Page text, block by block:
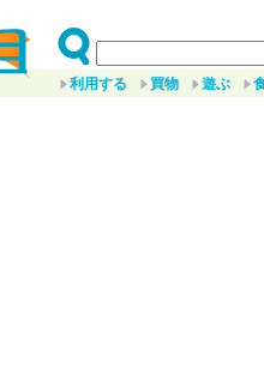
利用する 買物 遊ぶ